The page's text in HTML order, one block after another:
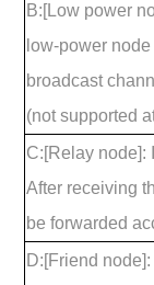
B:[Low power
low-power
broadcast
(not supported
C:[Relay node]:
After receiving
be forwarded
D:[Friend